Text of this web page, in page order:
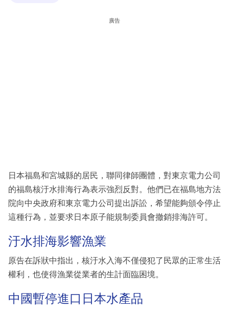
區
廣告
日本福島和宮城縣的居民，聯同律師團體，對東京電力公司
的福島核汙水排海行為表示強烈反對。他們已在福島地方法
院向中央政府和東京電力公司提出訴訟，希望能夠頒令停止
這種行為，並要求日本原子能規制委員會撤銷排海許可。
汙水排海影響漁業
原告在訴狀中指出，核汙水入海不僅侵犯了民眾的正常生活
權利，也使得漁業從業者的生計面臨困境。
中國暫停進口日本水產品